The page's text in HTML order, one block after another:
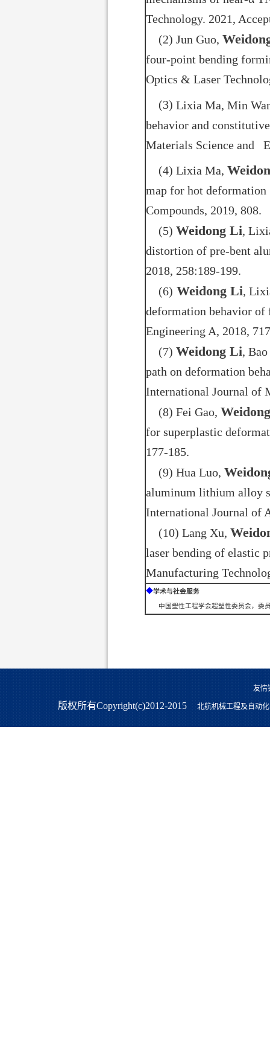
Technology. 2021,
(2) Jun Guo,
four-point bending
Optics & Laser
(3)Lixia Ma, Min
behavior and
Materials Science and
(4)Lixia Ma,
map for hot
Compounds, 2019, 808.
(5)Weidong Li,
distortion of pre-bent
2018, 258:189-199.
(6) Weidong Li,
deformation behavior
Engineering A, 2018,
(7)Weidong Li,
path on deformation
International Journal of
(8) Fei Gao,
for superplastic
177-185.
(9) Hua Luo,
aluminum lithium alloy
International Journal of
(10) Lang Xu,
laser bending of elastic
Manufacturing
◆学术与社会服务
中国塑性工程学会超塑性委员会，委
友情
版权所有Copyright(c)2012-2015 北航机械工程及自动